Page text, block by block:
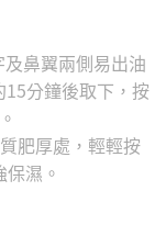
鼻翼兩側易出油
分鐘後取下，按
肥厚處，輕輕按
濕。